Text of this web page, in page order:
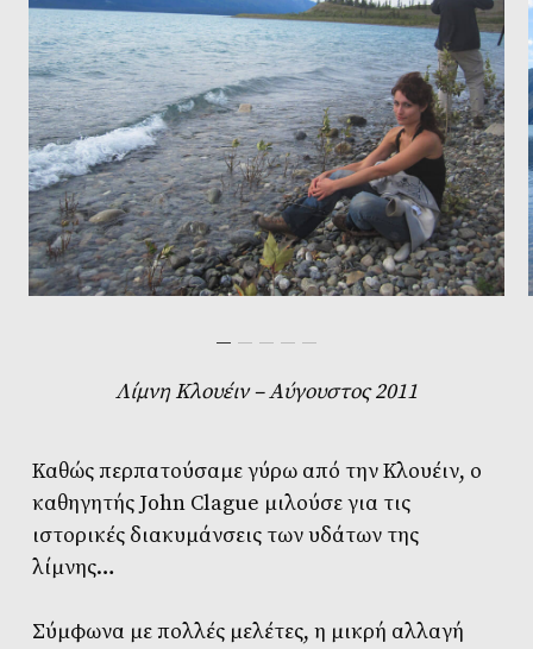
Λίμνη Κλουέιν – Aύγουστος 2011
Καθώς περπατούσαμε γύρω από την Κλουέιν, ο
καθηγητής John Clague μιλούσε για τις
ιστορικές διακυμάνσεις των υδάτων της
λίμνης…
Σύμφωνα με πολλές μελέτες, η μικρή αλλαγή